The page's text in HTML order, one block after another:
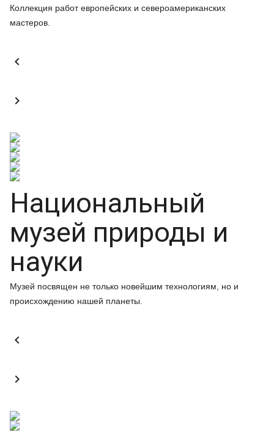
Коллекция работ европейских и североамериканских
мастеров.


Национальный
музей природы и
науки
Музей посвящен не только новейшим технологиям, но и
происхождению нашей планеты.

